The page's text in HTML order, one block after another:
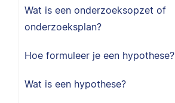
Wat is een onderzoeksopzet of
onderzoeksplan?
Hoe formuleer je een hypothese?
Wat is een hypothese?